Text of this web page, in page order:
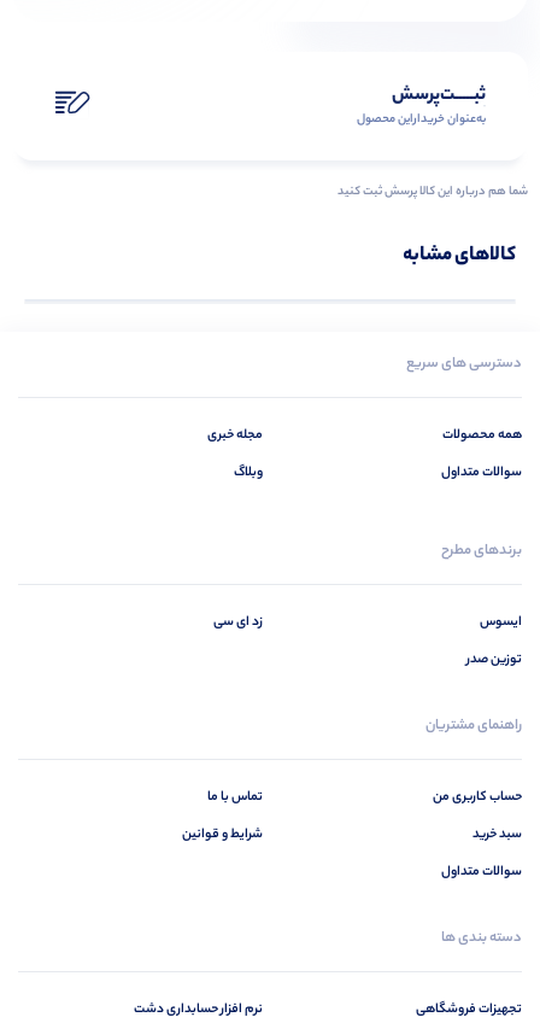
ثبـــــت‌پرسش
به‌عنوان ‌خریدار‌این‌ محصول
شما هم درباره این کالا پرسش ثبت کنید
کالاهای مشابه
دسترسی های سریع
همه محصولات
سوالات متداول
مجله خبری
وبلاگ
برندهای مطرح
ایسوس
توزین صدر
زد ای سی
راهنمای مشتریان
حساب کاربری من
سبد خرید
سوالات متداول
تماس با ما
شرایط و قوانین
دسته بندی ها
تجهیزات فروشگاهی
نرم افزار حسابداری دشت